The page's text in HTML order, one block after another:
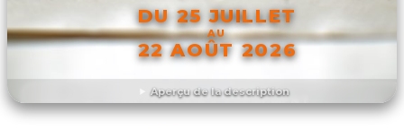
Aperçu de la description
DU 25 JUILLET
AU
22 AOÛT 2026
DÉCOUVRIR L'ÉVÉNEMENT